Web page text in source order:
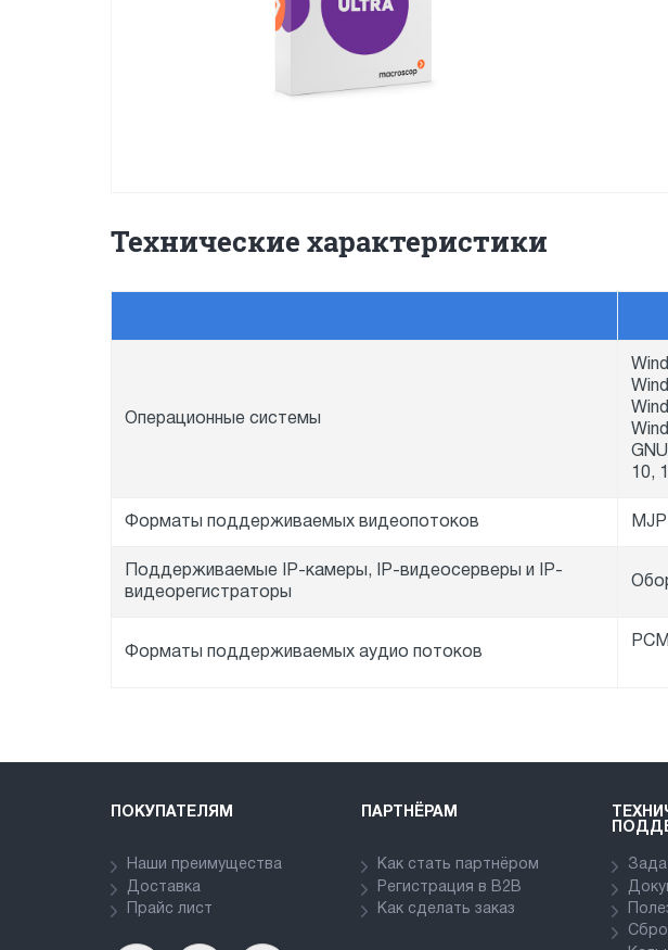
Технические характеристики
Операционные системы
10,
Форматы поддерживаемых видеопотоков
Поддерживаемые IP-камеры, IP-видеосерверы и IP-
видеорегистраторы
Форматы поддерживаемых аудио потоков
ПОКУПАТЕЛЯМ
Наши преимущества
Доставка
Прайс лист
ПАРТНЁРАМ
Как стать партнёром
Регистрация в В2В
Как сделать заказ